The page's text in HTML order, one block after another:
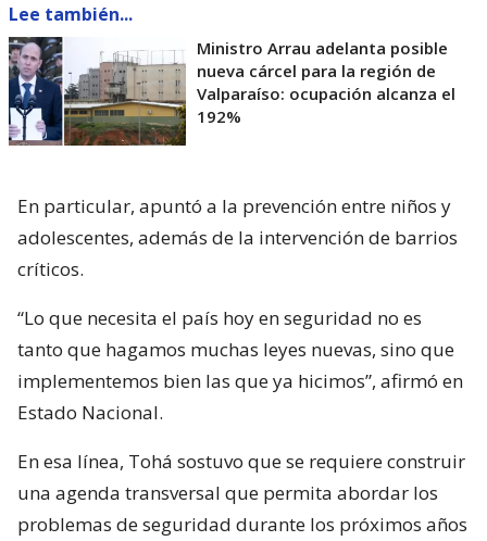
Lee también...
Ministro Arrau adelanta posible
nueva cárcel para la región de
Valparaíso: ocupación alcanza el
192%
En particular, apuntó a la prevención entre niños y
adolescentes, además de la intervención de barrios
críticos.
“Lo que necesita el país hoy en seguridad no es
tanto que hagamos muchas leyes nuevas, sino que
implementemos bien las que ya hicimos”, afirmó en
Estado Nacional.
En esa línea, Tohá sostuvo que se requiere construir
una agenda transversal que permita abordar los
problemas de seguridad durante los próximos años